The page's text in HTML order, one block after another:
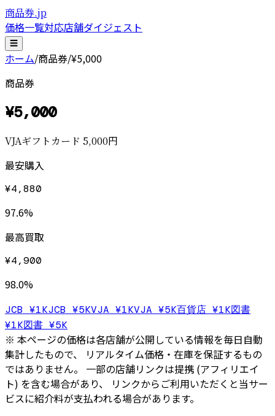
商品券.jp
価格一覧対応店舗ダイジェスト
☰
ホーム/商品券/¥5,000
商品券
¥5,000
VJAギフトカード 5,000円
最安購入
¥4,880
97.6%
最高買取
¥4,900
98.0%
JCB ¥1KJCB ¥5KVJA ¥1KVJA ¥5K百貨店 ¥1K図書
¥1K図書 ¥5K
※ 本ページの価格は各店舗が公開している情報を毎日自動
集計したもので、 リアルタイム価格・在庫を保証するもの
ではありません。 一部の店舗リンクは提携 (アフィリエイ
ト) を含む場合があり、 リンクからご利用いただくと当サー
ビスに紹介料が支払われる場合があります。